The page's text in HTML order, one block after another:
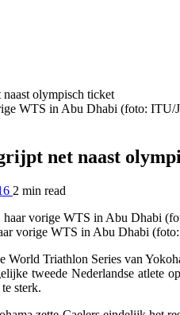
WTS in Abu Dhabi (foto: ITU/
net naast
2 min read
vorige WTS in Abu Dhabi
World Triathlon Series van
tweede Nederlandse atlete
sterk.